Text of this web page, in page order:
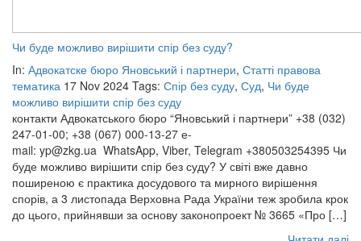
Чи буде можливо вирішити спір без суду?
In: Адвокатске бюро Яновський і партнери, Статті правова
тематика 17 Nov 2024 Tags: Спір без суду, Суд, Чи буде
можливо вирішити спір без суду
контакти Адвокатського бюро “Яновський і партнери” +38 (032)
247-01-00; +38 (067) 000-13-27 е-
mail: yp@zkg.ua WhatsApp, Viber, Telegram +380503254395 Чи
буде можливо вирішити спір без суду? У світі вже давно
поширеною є практика досудового та мирного вирішення
спорів, а 3 листопада Верховна Рада України теж зробила крок
до цього, прийнявши за основу законопроект № 3665 «Про […]